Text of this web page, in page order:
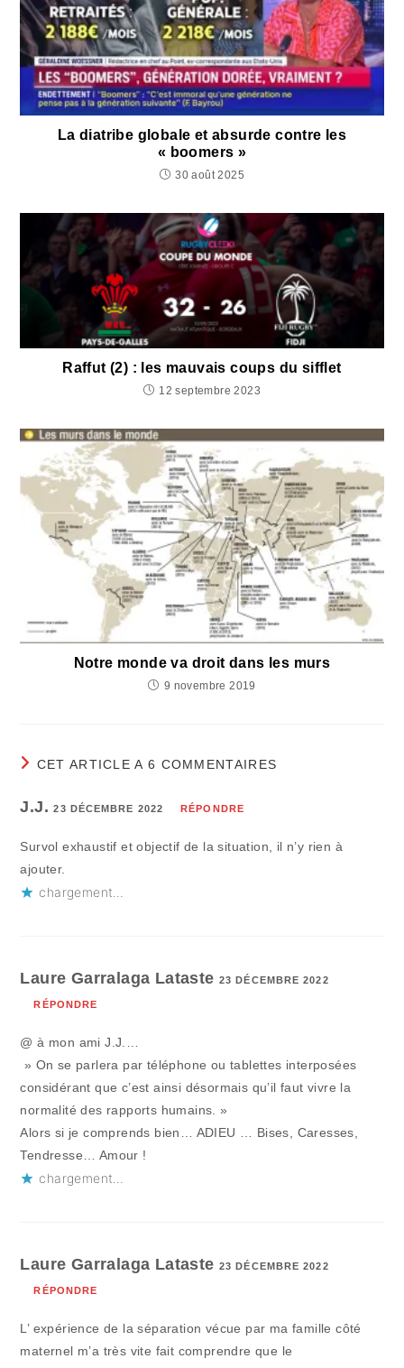
La diatribe globale et absurde contre les
« boomers »
30 août 2025
Raffut (2) : les mauvais coups du sifflet
12 septembre 2023
Notre monde va droit dans les murs
9 novembre 2019
CET ARTICLE A 6 COMMENTAIRES
J.J.23 DÉCEMBRE 2022 RÉPONDRE
Survol exhaustif et objectif de la situation, il n’y rien à
ajouter.
chargement…
Laure Garralaga Lataste23 DÉCEMBRE 2022
RÉPONDRE
@ à mon ami J.J.…
» On se parlera par téléphone ou tablettes interposées
considérant que c’est ainsi désormais qu’il faut vivre la
normalité des rapports humains. »
Alors si je comprends bien… ADIEU … Bises, Caresses,
Tendresse… Amour !
chargement…
Laure Garralaga Lataste23 DÉCEMBRE 2022
RÉPONDRE
L’ expérience de la séparation vécue par ma famille côté
maternel m’a très vite fait comprendre que le